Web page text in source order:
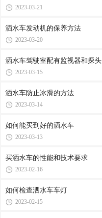
2023-03-21
洒水车发动机的保养方法
2023-03-20
洒水车驾驶室配有监视器和探头
2023-03-15
洒水车防止冰滑的方法
2023-03-14
如何能买到好的洒水车
2023-03-13
买洒水车的性能和技术要求
2023-02-16
如何检查洒水车车灯
2023-02-15